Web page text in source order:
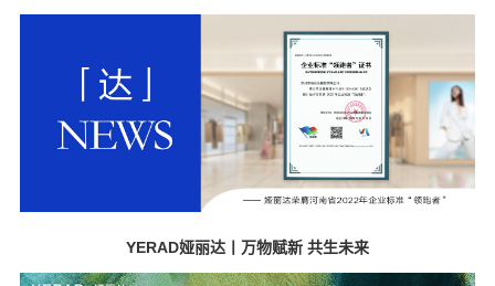
YERAD娅丽达丨万物赋新 共生未来